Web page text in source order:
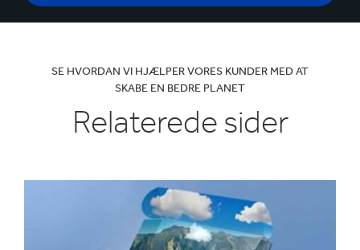
SE HVORDAN VI HJÆLPER VORES KUNDER MED AT
SKABE EN BEDRE PLANET
Relaterede sider